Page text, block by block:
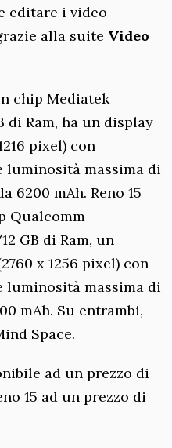
editare i video
alla suite Video
chip Mediatek
di Ram, ha un display
pixel) con
massima di
6200 mAh. Reno 15
Qualcomm
GB di Ram, un
x 1256 pixel) con
massima di
mAh. Su entrambi,
Space.
ad un prezzo di
15 ad un prezzo di